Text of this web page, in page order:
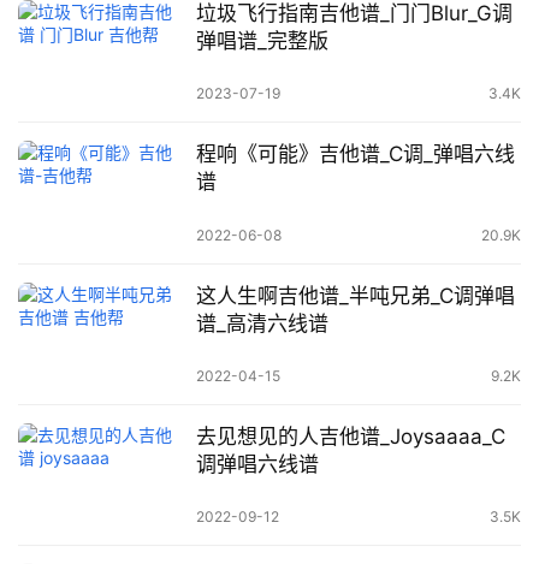
垃圾飞行指南吉他谱_门门Blur_G调
弹唱谱_完整版
2023-07-19 3.4K
程响《可能》吉他谱_C调_弹唱六线
谱
2022-06-08 20.9K
这人生啊吉他谱_半吨兄弟_C调弹唱
谱_高清六线谱
2022-04-15 9.2K
去见想见的人吉他谱_Joysaaaa_C
调弹唱六线谱
2022-09-12 3.5K